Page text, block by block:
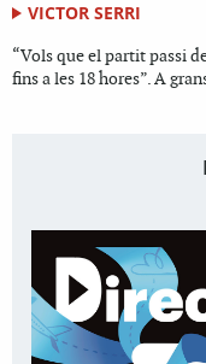
VICTOR SERRI
“Vols que el partit passi
fins a les 18 hores”. A